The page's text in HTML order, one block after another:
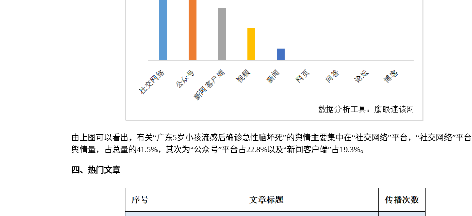
由上图可以看出，有关“广东5岁小孩流感后确诊急性脑坏死”的舆情主要集中在“社交网络”平台，“社交网络”平台
舆情量，占总量的41.5%，其次为“公众号”平台占22.8%以及“新闻客户端”占19.3%。
四、 热门文章